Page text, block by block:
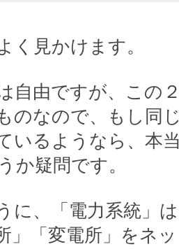
く見かけます。
自由ですが、この
のなので、もし同
いるようなら、本
か疑問です。
に、「電力系統」
」「変電所」をネ